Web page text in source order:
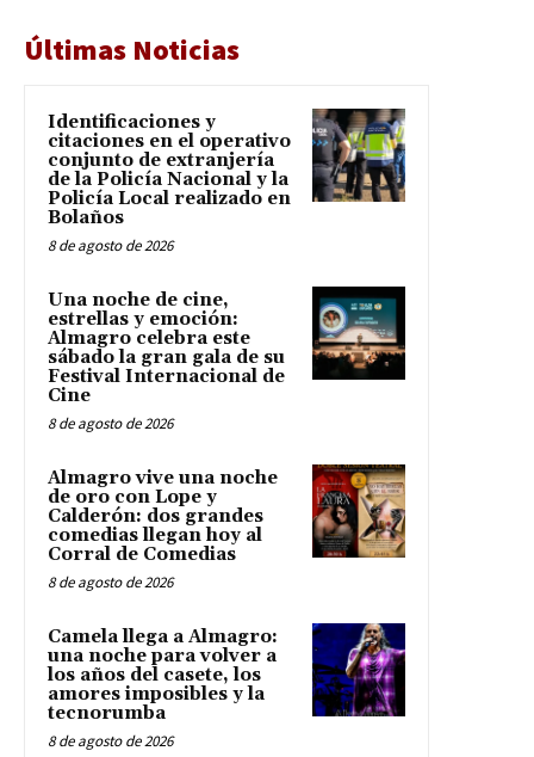
Últimas Noticias
Identificaciones y
citaciones en el operativo
conjunto de extranjería
de la Policía Nacional y la
Policía Local realizado en
Bolaños
8 de agosto de 2026
Una noche de cine,
estrellas y emoción:
Almagro celebra este
sábado la gran gala de su
Festival Internacional de
Cine
8 de agosto de 2026
Almagro vive una noche
de oro con Lope y
Calderón: dos grandes
comedias llegan hoy al
Corral de Comedias
8 de agosto de 2026
Camela llega a Almagro:
una noche para volver a
los años del casete, los
amores imposibles y la
tecnorumba
8 de agosto de 2026